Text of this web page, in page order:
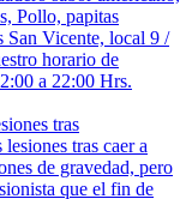
tras